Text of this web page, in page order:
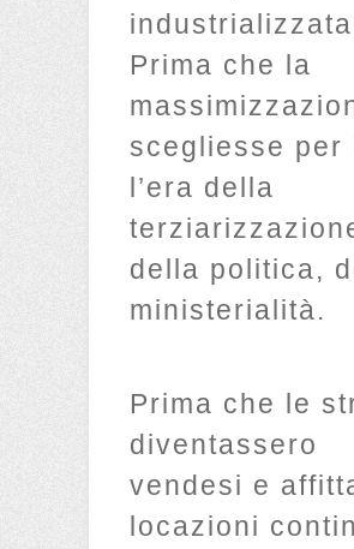
Prima che la
scegliesse per
l’era della
della politica,
ministerialità.
Prima che le
diventassero
vendesi e
locazioni